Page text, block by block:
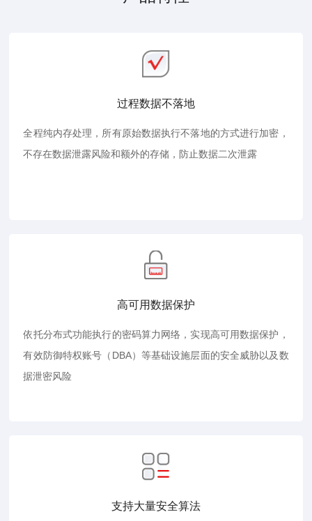
过程数据不落地
全程纯内存处理，所有原始数据执行不落地的方式进行加密，
不存在数据泄露风险和额外的存储，防止数据二次泄露
高可用数据保护
依托分布式功能执行的密码算力网络，实现高可用数据保护，
有效防御特权账号（DBA）等基础设施层面的安全威胁以及数
据泄密风险
支持大量安全算法